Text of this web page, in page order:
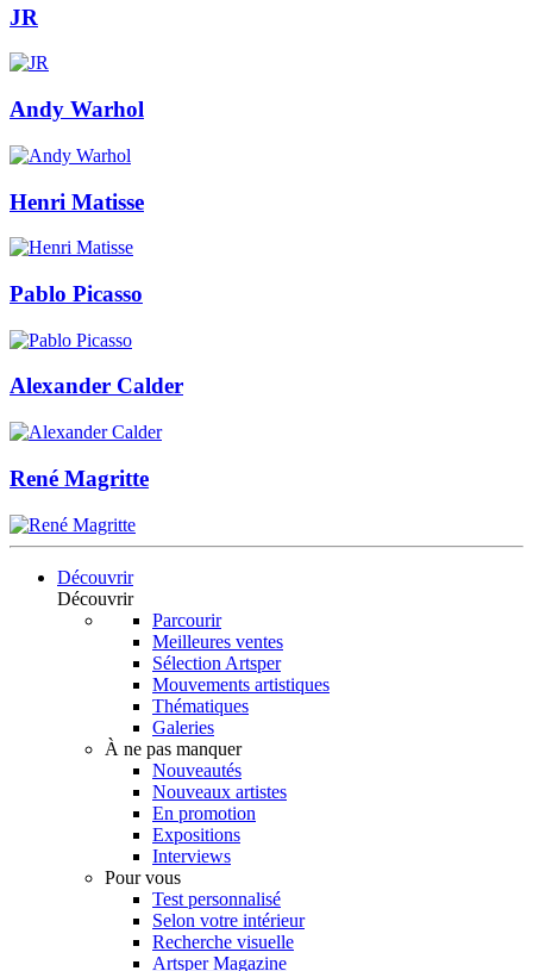
JR
Andy Warhol
Henri Matisse
Pablo Picasso
Alexander Calder
René Magritte
Découvrir
Découvrir
Parcourir
Meilleures ventes
Sélection Artsper
Mouvements artistiques
Thématiques
Galeries
À ne pas manquer
Nouveautés
Nouveaux artistes
En promotion
Expositions
Interviews
Pour vous
Test personnalisé
Selon votre intérieur
Recherche visuelle
Artsper Magazine